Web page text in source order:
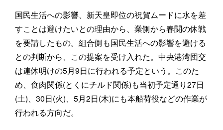
国民生活への影響、新天皇即位の祝賀ムードに水を差
すことは避けたいとの理由から、業側から春闘の休戦
を要請したもの。組合側も国民生活への影響を避ける
との判断から、この提案を受け入れた。中央港湾団交
は連休明けの5月9日に行われる予定という。このた
め、食肉関係(とくにチルド関係)も当初予定通り27日
(土)、30日(火)、5月2日(木)にも本船荷役などの作業が
行われる方向だ。